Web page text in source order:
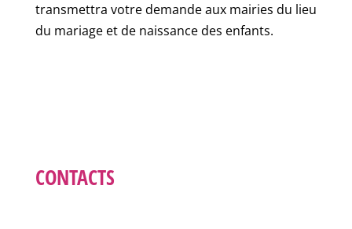
transmettra votre demande aux mairies du lieu
du mariage et de naissance des enfants.
CONTACTS